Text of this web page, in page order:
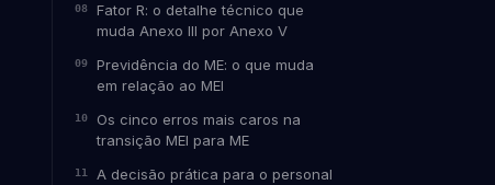
Fator R: o detalhe técnico que
muda Anexo III por Anexo V
Previdência do ME: o que muda
em relação ao MEI
Os cinco erros mais caros na
transição MEI para ME
A decisão prática para o personal